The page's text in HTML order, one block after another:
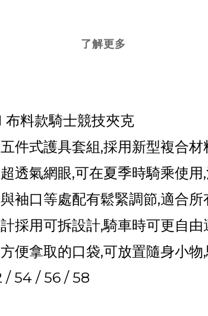
了解更多
料款騎士競技夾克
件式護具套組,採用新型複合
透氣網眼,可在夏季時騎乘使用
袖口等處配有鬆緊調節,適合
採用可拆設計,騎車時可更自由
便拿取的口袋,可放置隨身小物
/ 54 / 56 / 58